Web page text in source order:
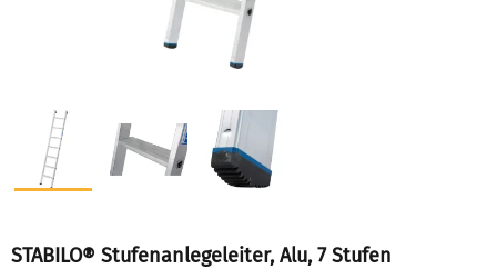
STABILO® Stufenanlegeleiter, Alu, 7 Stufen